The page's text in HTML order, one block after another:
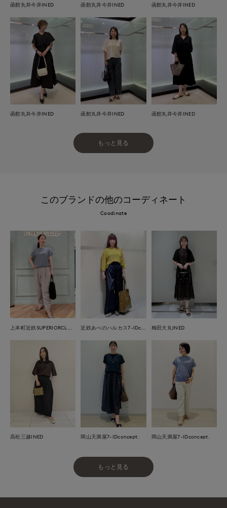
函館丸井今井INED 函館丸井今井INED 函館丸井今井INED
函館丸井今井INED 函館丸井今井INED 函館丸井今井INED
もっと見る
このブランドの他のコーディネート
Coodinate
梅田大丸INED
高松三越INED 岡山天満屋7-IDconcept. 岡山天満屋7-IDconcept.
もっと見る